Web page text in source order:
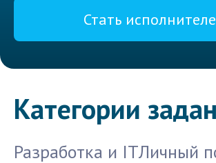
Стать
Категории
Разработка и ITЛичный